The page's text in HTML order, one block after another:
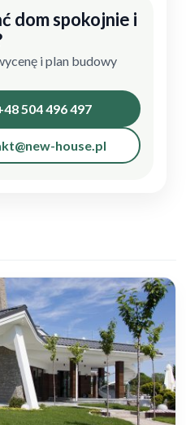
dom spokojnie i
i plan budowy
504 496 497
house.pl